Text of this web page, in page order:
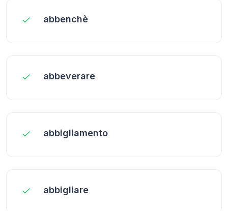
abbenchè
abbeverare
abbigliamento
abbigliare